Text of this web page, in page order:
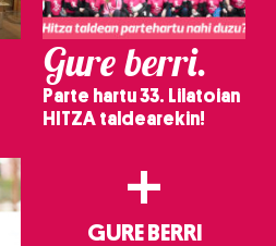
Gure berri.
Parte hartu 33. Lilatoian
HITZA taldearekin!
+
GURE BERRI